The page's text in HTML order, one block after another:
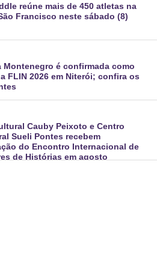
reúne mais de 450 atletas na
Francisco neste sábado (8)
Montenegro é confirmada como
FLIN 2026 em Niterói; confira os
Cauby Peixoto e Centro
Sueli Pontes recebem
do Encontro Internacional de
de Histórias em agosto